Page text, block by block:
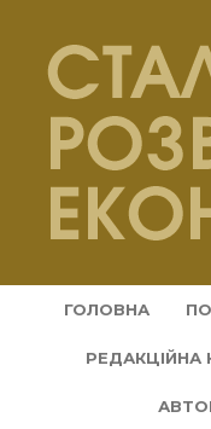
ГОЛОВНА
РЕДАКЦІЙНА